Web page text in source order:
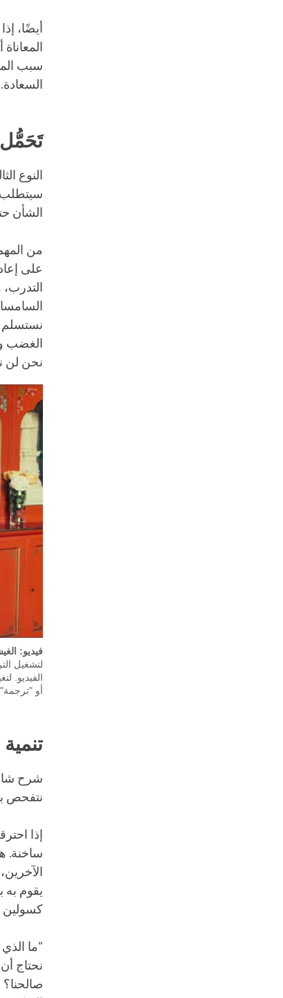
أيضًا،
سبب
السعادة.
النوع
سيتطلب
الشأن
من
على
التدرب،
نستسلم
الغضب
نحن لن
فيديو:
أو
شرح
نتفحص
إذا
ساخنة.
يقوم به
كسولين
"ما
نحتاج